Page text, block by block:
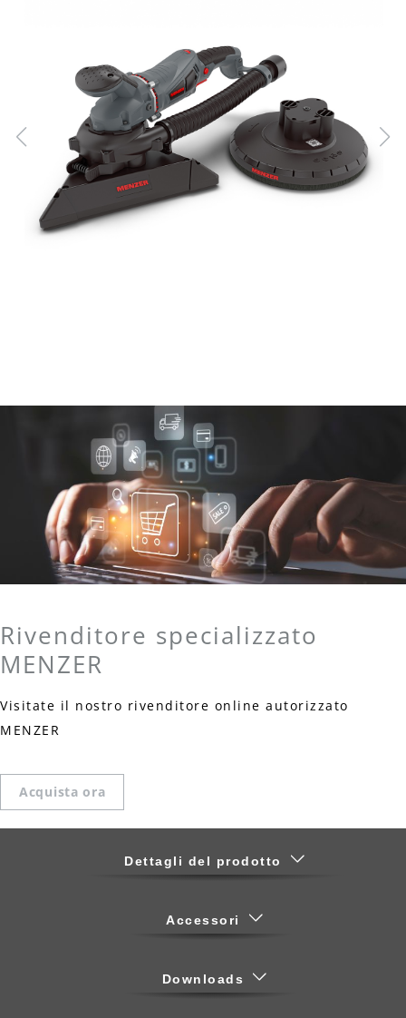
Rivenditore specializzato
MENZER
Visitate il nostro rivenditore online autorizzato
MENZER
Acquista ora
Dettagli del prodotto
Accessori
Downloads